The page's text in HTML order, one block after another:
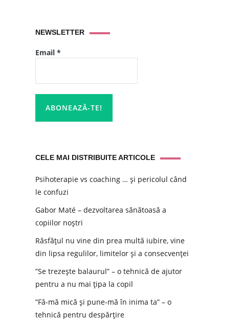
NEWSLETTER
Email *
CELE MAI DISTRIBUITE ARTICOLE
Psihoterapie vs coaching … și pericolul când
le confuzi
Gabor Maté – dezvoltarea sănătoasă a
copiilor noștri
Răsfățul nu vine din prea multă iubire, vine
din lipsa regulilor, limitelor și a consecvenței
”Se trezește balaurul” – o tehnică de ajutor
pentru a nu mai țipa la copil
”Fă-mă mică și pune-mă în inima ta” – o
tehnică pentru despărțire